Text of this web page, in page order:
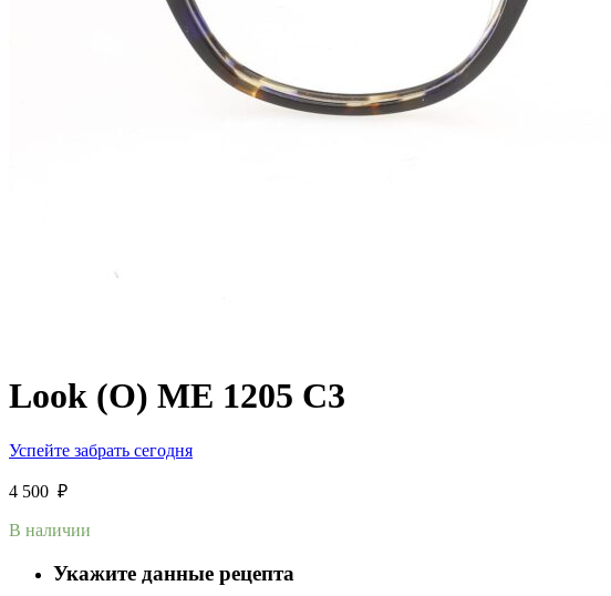
Look (O) ME 1205 С3
Успейте забрать сегодня
4 500 ₽
В наличии
Укажите данные рецепта